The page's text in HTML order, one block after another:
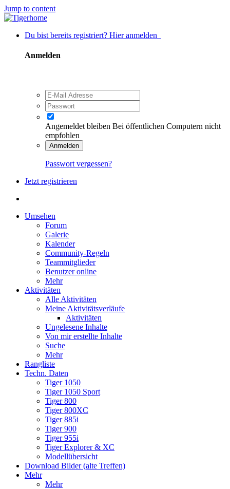
Jump to content
Du bist bereits registriert? Hier anmelden
Anmelden
Angemeldet bleiben Bei öffentlichen Computern nicht
empfohlen
Anmelden
Passwort vergessen?
Jetzt registrieren
Umsehen
Forum
Galerie
Kalender
Community-Regeln
Teammitglieder
Benutzer online
Mehr
Aktivitäten
Alle Aktivitäten
Meine Aktivitätsverläufe
Aktivitäten
Ungelesene Inhalte
Von mir erstellte Inhalte
Suche
Mehr
Rangliste
Techn. Daten
Tiger 1050
Tiger 1050 Sport
Tiger 800
Tiger 800XC
Tiger 885i
Tiger 900
Tiger 955i
Tiger Explorer & XC
Modellübersicht
Download Bilder (alte Treffen)
Mehr
Mehr